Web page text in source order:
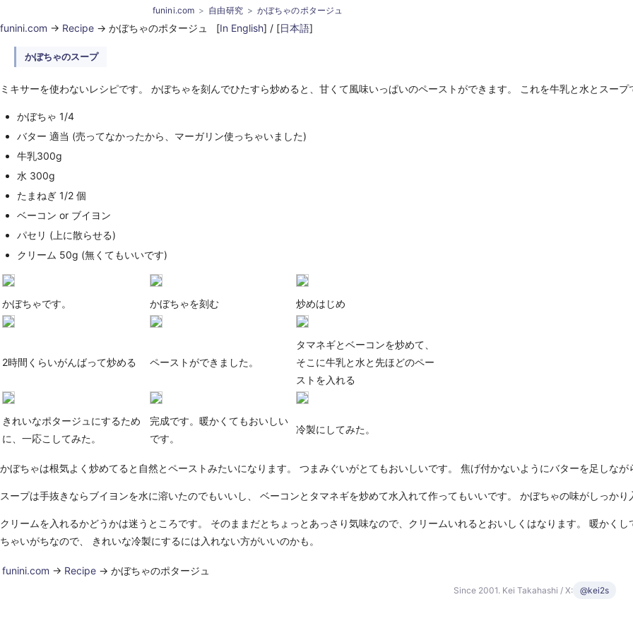
funini.com 自由研究 かぼちゃのポタージュ
funini.com -> Recipe -> かぼちゃのポタージュ [In English] / [日本語]
かぼちゃのスープ
ミキサーを使わないレシピです。 かぼちゃを刻んでひたすら炒めると、甘くて風味いっぱいのペーストができます。 これを牛乳と水とスープ
かぼちゃ 1/4
バター 適当 (売ってなかったから、マーガリン使っちゃいました)
牛乳300g
水 300g
たまねぎ 1/2 個
ベーコン or ブイヨン
パセリ (上に散らせる)
クリーム 50g (無くてもいいです)
かぼちゃです。 かぼちゃを刻む 炒めはじめ
2時間くらいがんばって炒める ペーストができました。
タマネギとベーコンを炒めて、
そこに牛乳と水と先ほどのペー
ストを入れる
きれいなポタージュにするため
に、一応こしてみた。
完成です。暖かくてもおいしい
です。
冷製にしてみた。
かぼちゃは根気よく炒めてると自然とペーストみたいになります。 つまみぐいがとてもおいしいです。 焦げ付かないようにバターを足しなが
スープは手抜きならブイヨンを水に溶いたのでもいいし、 ベーコンとタマネギを炒めて水入れて作ってもいいです。 かぼちゃの味がしっかり
クリームを入れるかどうかは迷うところです。 そのままだとちょっとあっさり気味なので、クリームいれるとおいしくはなります。 暖かく
ちゃいがちなので、 きれいな冷製にするには入れない方がいいのかも。
funini.com -> Recipe -> かぼちゃのポタージュ
Since 2001. Kei Takahashi / X: @kei2s